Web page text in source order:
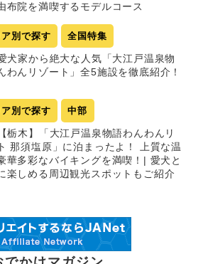
布院を満喫するモデルコース
ア別で探す 全国特集
犬家から絶大な人気「大江戸温泉物
わんリゾート」全5施設を徹底紹介！
ア別で探す 中部
栃木】「大江戸温泉物語わんわんリ
那須塩原」に泊まったよ！ 上質な温
華多彩なバイキングを満喫！| 愛犬と
楽しめる周辺観光スポットもご紹介